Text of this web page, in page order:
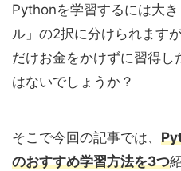
Pythonを学習するには大
ル」の2択に分けられます
だけお金をかけずに習得
はないでしょうか？
そこで今回の記事では、
のおすすめ学習方法を3つ